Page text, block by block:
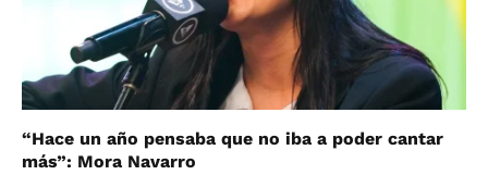
“Hace un año pensaba que no iba a poder cantar
más”: Mora Navarro